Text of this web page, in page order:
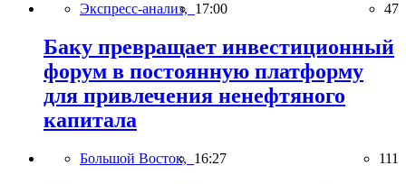
Экспресс-анализ, 17:00 47
Баку превращает инвестиционный
форум в постоянную платформу
для привлечения ненефтяного
капитала
Большой Восток, 16:27 111